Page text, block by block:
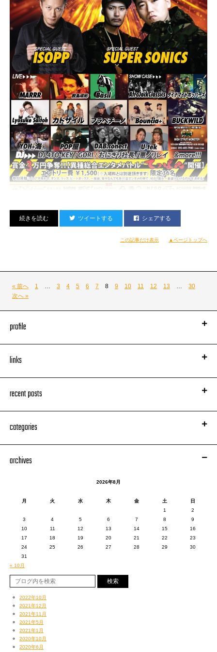
【NOBOSE×モンゴリアンチョップスティックス×N.F.G.O】
開催日 2016.09.09（金）
■SPECIALゲスト
■LIVE
鮫島成彬
AfroJackClassics
ダイナマイトポッパーズ
Bouncia＋
BUCKWILD
Lyosuke Saitoh
DJ 4TO-KEY
GORI
おにぎり社長
【賞金３万円！！異種総合エンタメバトル”てっぱん”】
エントリー費 ￥1,500（※入場料とは別途頂きます）
限定36名悪ノリレイ
ツイートする シェアする
この記事だけ表示 ▲ページトップへ
« 前へ 1 3 4 5 6 7 8 9 10 11 12 13
30
次へ »
profile
links
recent posts
categories
archives
2026年8月
月 火 水 木 金 土
日
1
2
3
4 5 6 7 8
9
10
11 12 13 14 15
16
17
18 19 20 21 22
23
24
25 26 27 28 29
30
31
« 10月
2022年10月
2021年12月
2021年11月
2021年5月
2021年1月
2020年10月
2020年6月